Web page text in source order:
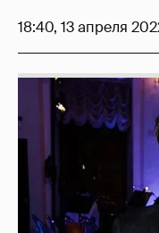
18:40, 13 апреля